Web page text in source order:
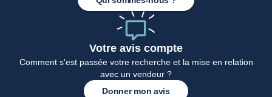
Votre avis compte
Comment s'est passée votre recherche et la mise en relation
avec un vendeur ?
Donner mon avis